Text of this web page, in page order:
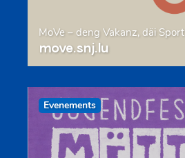
MoVe – deng Vakanz, däi Sport
move.snj.lu
Evenements